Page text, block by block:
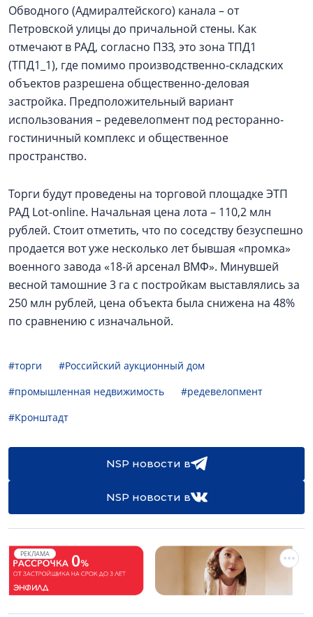
Обводного (Адмиралтейского) канала – от
Петровской улицы до причальной стены. Как
отмечают в РАД, согласно ПЗЗ, это зона ТПД1
(ТПД1_1), где помимо производственно-складских
объектов разрешена общественно-деловая
застройка. Предположительный вариант
использования – редевелопмент под ресторанно-
гостиничный комплекс и общественное
пространство.
Торги будут проведены на торговой площадке ЭТП
РАД Lot-online. Начальная цена лота – 110,2 млн
рублей. Стоит отметить, что по соседству безуспешно
продается вот уже несколько лет бывшая «промка»
военного завода «18-й арсенал ВМФ». Минувшей
весной тамошние 3 га с постройкам выставлялись за
250 млн рублей, цена объекта была снижена на 48%
по сравнению с изначальной.
#торги
#Российский аукционный дом
#промышленная недвижимость
#редевелопмент
#Кронштадт
NSP новости в
NSP новости в
РЕКЛАМА